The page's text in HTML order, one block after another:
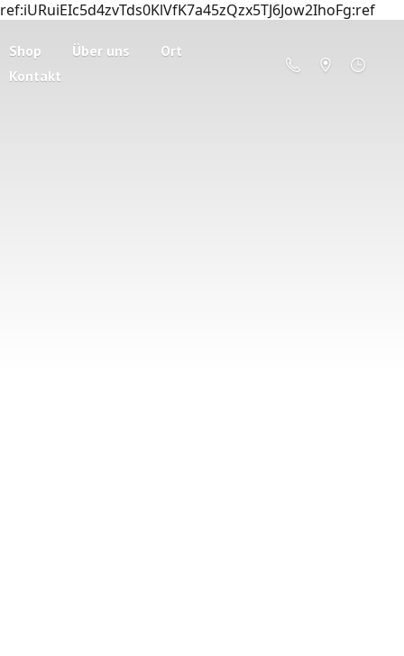
ref:iURuiEIc5d4zvTds0KlVfK7a45zQzx5TJ6Jow2IhoFg:ref
Shop Über uns
Ort
Kontakt